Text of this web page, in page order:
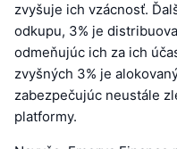
zvyšuje ich vzácnosť.
odkupu, 3% je
odmeňujúc ich za ich
zvyšných 3% je
zabezpečujúc neustále
platformy.